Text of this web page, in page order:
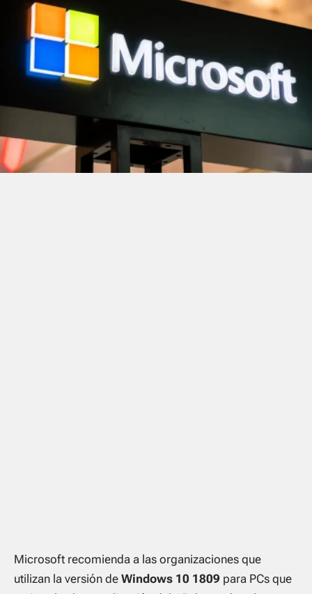
Microsoft recomienda a las organizaciones que
utilizan la versión de Windows 10 1809 para PCs que